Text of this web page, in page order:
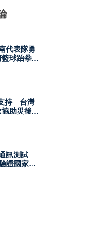
代表隊勇
球跆拳道
持 台灣
助災後復
訊測試
證國家通